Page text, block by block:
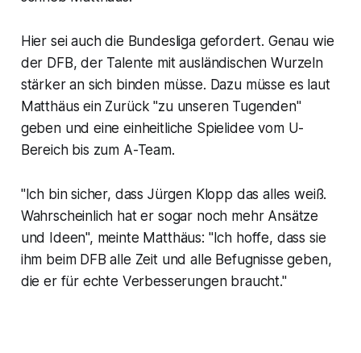
Hier sei auch die Bundesliga gefordert. Genau wie
der DFB, der Talente mit ausländischen Wurzeln
stärker an sich binden müsse. Dazu müsse es laut
Matthäus ein Zurück "zu unseren Tugenden"
geben und eine einheitliche Spielidee vom U-
Bereich bis zum A-Team.
"Ich bin sicher, dass Jürgen Klopp das alles weiß.
Wahrscheinlich hat er sogar noch mehr Ansätze
und Ideen", meinte Matthäus: "Ich hoffe, dass sie
ihm beim DFB alle Zeit und alle Befugnisse geben,
die er für echte Verbesserungen braucht."